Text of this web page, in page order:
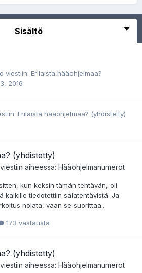
Sisältö
viestiin: Erilaista hääohjelmaa?
2016
Erilaista hääohjelmaa? (yhdistetty)
(yhdistetty)
aiheessa: Hääohjelmanumerot
kun keksin tämän tehtävän, oli
kaikille tiedotettiin salatehtävistä. Ja
nolata, vaan se suorittaa...
173 vastausta
(yhdistetty)
aiheessa: Hääohjelmanumerot